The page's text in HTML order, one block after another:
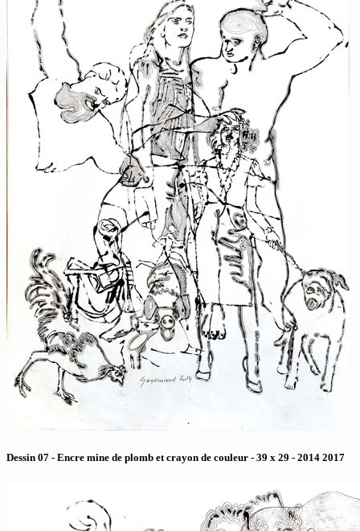
Dessin 07 - Encre mine de plomb et crayon de couleur - 39 x 29 - 2014 2017